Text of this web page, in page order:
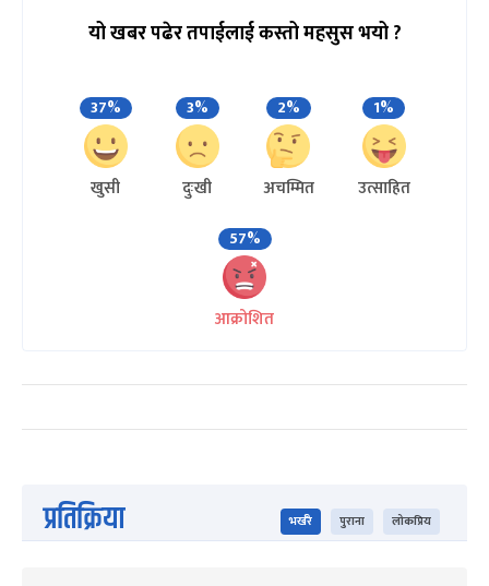
यो खबर पढेर तपाईलाई कस्तो महसुस भयो ?
37%
खुसी
3%
दुःखी
2%
अचम्मित
1%
उत्साहित
57%
आक्रोशित
प्रतिक्रिया भर्खरै पुराना लोकप्रिय